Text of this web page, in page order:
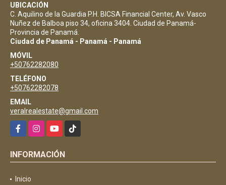
UBICACIÓN
C. Aquilino de la Guardia P.H. BICSA Financial Center, Av. Vasco
Nuñez de Balboa piso 34, oficina 3404. Ciudad de Panamá-
Provincia de Panamá.
Ciudad de Panamá - Panamá - Panamá
MÓVIL
+50762282080
TELÉFONO
+50762282078
EMAIL
veralrealestate@gmail.com
FacebookInstagramYouTubeTikTok
INFORMACIÓN
Inicio